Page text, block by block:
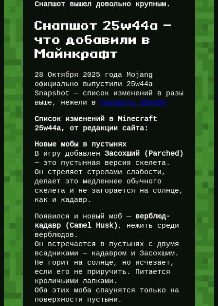
Снапшот вышел довольно крупным.
Снапшот 25w44a —
что добавили в
Майнкрафт
28 Октября 2025 года Mojang
официально выпустили 25w44a
Snapshot — список изменений в разы
выше, нежели в Снапшоте 25w43a
Список изменений в Minecraft
25w44a, от редакции сайта:
Новые мобы в пустынях
В игру добавлен Засохший (Parched)
— это пустынная версия скелета.
Он стреляет стрелами слабости,
делает это медленнее обычного
скелета и не загорается на солнце,
как и кадавр.
Появился и новый моб — верблюд-
кадавр (Camel Husk) , нежить среди
верблюдов.
Он встречается в пустынях с двумя
всадниками — кадавром и Засохшим.
Не горит на солнце, но исчезает,
если его не приручить. Питается
кроличьими лапками.
Оба этих моба спаунятся только на
поверхности пустыни.